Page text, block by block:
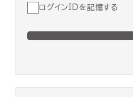
ログインIDを記憶する